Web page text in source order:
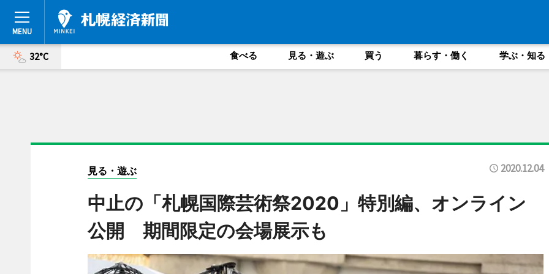
32°C 食べる 見る・遊ぶ 買う 暮らす・働く 学ぶ・知る
見る・遊ぶ 2020.12.04
中止の「札幌国際芸術祭2020」特別編、オンライン
公開 期間限定の会場展示も